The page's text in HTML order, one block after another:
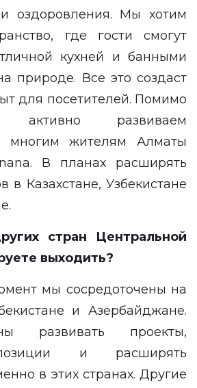
оздоровления. Мы хотим
где гости смогут
кухней и банными
природе. Все это создаст
для посетителей. Помимо
развиваем
многим жителям Алматы
В планах расширять
в Казахстане, Узбекистане
стран Центральной
выходить?
мы сосредоточены на
и Азербайджане.
развивать проекты,
и расширять
в этих странах. Другие